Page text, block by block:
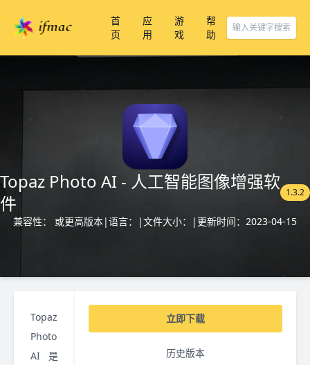
首
页
应
用
游
戏
帮
助
Topaz Photo AI - 人工智能图像增强软
件
1.3.2
兼容性： 或更高版本|语言： |文件大小： | 更新时间：2023-04-15
Topaz
Photo
AI 是
立即下载
历史版本